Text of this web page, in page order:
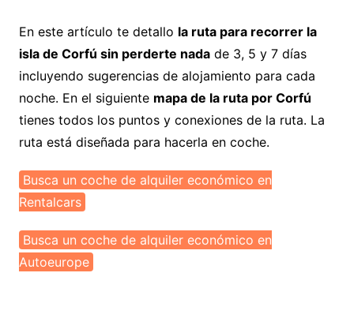
En este artículo te detallo la ruta para recorrer la
isla de Corfú sin perderte nadade 3, 5 y 7 días
incluyendo sugerencias de alojamiento para cada
noche. En el siguiente mapa de la ruta por Corfú
tienes todos los puntos y conexiones de la ruta. La
ruta está diseñada para hacerla en coche.
Busca un coche de alquiler económico en
Rentalcars
Busca un coche de alquiler económico en
Autoeurope